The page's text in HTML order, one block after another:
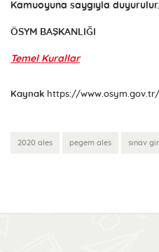
Kamuoyuna saygıyla duyurulur.
ÖSYM BAŞKANLIĞI
Temel Kurallar
Kaynak https://www.osym.gov.tr/
2020 ales pegem ales sınav